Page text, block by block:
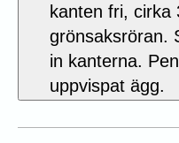
kanten fri, cirka
grönsaksröran.
in kanterna.
uppvispat ägg.